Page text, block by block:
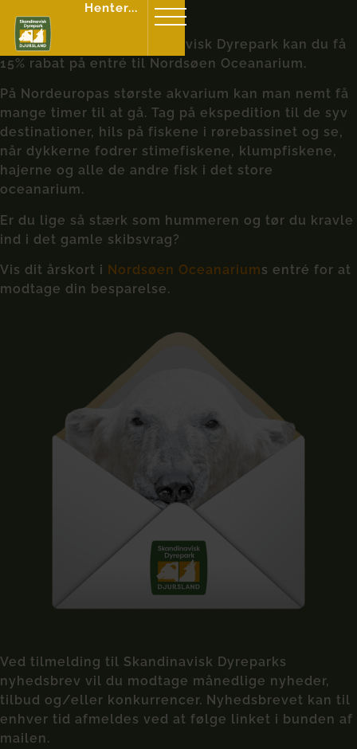
Henter...
Nordsøen Oceanarium
Med et årskort til Skandinavisk Dyrepark kan du få
15% rabat på entré til Nordsøen Oceanarium.
På Nordeuropas største akvarium kan man nemt få
mange timer til at gå. Tag på ekspedition til de syv
destinationer, hils på fiskene i rørebassinet og se,
når dykkerne fodrer stimefiskene, klumpfiskene,
hajerne og alle de andre fisk i det store
oceanarium.
Er du lige så stærk som hummeren og tør du kravle
ind i det gamle skibsvrag?
Vis dit årskort i Nordsøen Oceanariums entré for at
modtage din besparelse.
Ved tilmelding til Skandinavisk Dyreparks
nyhedsbrev vil du modtage månedlige nyheder,
tilbud og/eller konkurrencer. Nyhedsbrevet kan til
enhver tid afmeldes ved at følge linket i bunden af
mailen.